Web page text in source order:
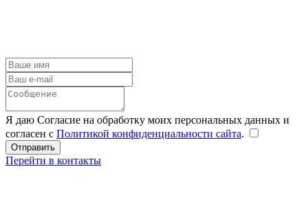
Я даю Согласие на обработку моих персональных данных и
согласен с Политикой конфиденциальности сайта.
Перейти в контакты